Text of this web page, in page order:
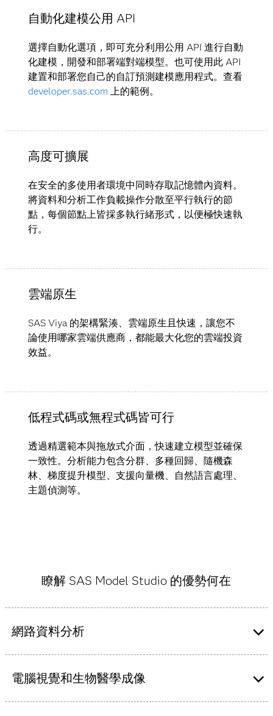
自動化建模公用 API
選擇自動化選項，即可充分利用公用 API 進行自動
化建模，開發和部署端對端模型。也可使用此 API
建置和部署您自己的自訂預測建模應用程式。查看
developer.sas.com 上的範例。
高度可擴展
在安全的多使用者環境中同時存取記憶體內資料。
將資料和分析工作負載操作分散至平行執行的節
點，每個節點上皆採多執行緒形式，以便極快速執
行。
雲端原生
SAS Viya 的架構緊湊、雲端原生且快速，讓您不
論使用哪家雲端供應商，都能最大化您的雲端投資
效益。
低程式碼或無程式碼皆可行
透過精選範本與拖放式介面，快速建立模型並確保
一致性。分析能力包含分群、多種回歸、隨機森
林、梯度提升模型、支援向量機、自然語言處理、
主題偵測等。
瞭解 SAS Model Studio 的優勢何在
網路資料分析
習方法，以探索明確或隱含屬於業務資料的網路結構，
電腦視覺和生物醫學成像